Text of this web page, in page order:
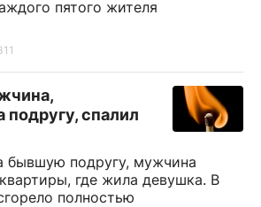
пятого жителя
спалил
бывшую подругу, мужчина
где жила девушка. В
полностью